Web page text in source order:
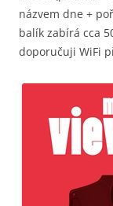
názvem dne +
balík zabírá cca
doporučuji WiFi